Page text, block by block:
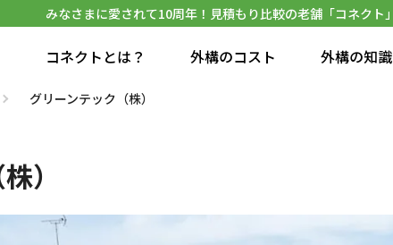
みなさまに愛されて10周年！見積もり比較の老舗「コネクト」
コネクトとは？ 外構のコスト 外構の知識
グリーンテック（株）
）